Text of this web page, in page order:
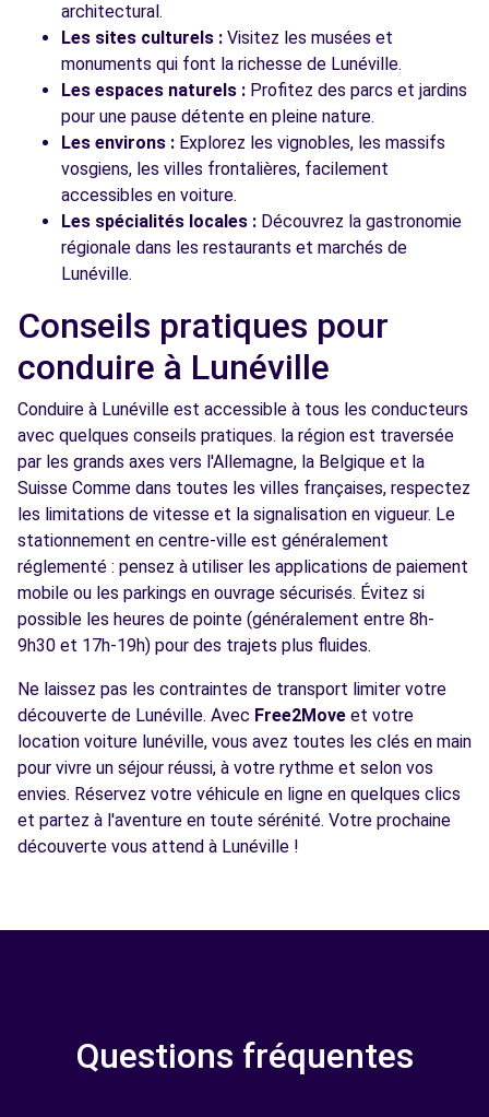
architectural.
Les sites culturels : Visitez les musées et
monuments qui font la richesse de Lunéville.
Les espaces naturels : Profitez des parcs et jardins
pour une pause détente en pleine nature.
Les environs : Explorez les vignobles, les massifs
vosgiens, les villes frontalières, facilement
accessibles en voiture.
Les spécialités locales : Découvrez la gastronomie
régionale dans les restaurants et marchés de
Lunéville.
Conseils pratiques pour
conduire à Lunéville
Conduire à Lunéville est accessible à tous les conducteurs
avec quelques conseils pratiques. la région est traversée
par les grands axes vers l'Allemagne, la Belgique et la
Suisse Comme dans toutes les villes françaises, respectez
les limitations de vitesse et la signalisation en vigueur. Le
stationnement en centre-ville est généralement
réglementé : pensez à utiliser les applications de paiement
mobile ou les parkings en ouvrage sécurisés. Évitez si
possible les heures de pointe (généralement entre 8h-
9h30 et 17h-19h) pour des trajets plus fluides.
Ne laissez pas les contraintes de transport limiter votre
découverte de Lunéville. Avec Free2Move et votre
location voiture lunéville, vous avez toutes les clés en main
pour vivre un séjour réussi, à votre rythme et selon vos
envies. Réservez votre véhicule en ligne en quelques clics
et partez à l'aventure en toute sérénité. Votre prochaine
découverte vous attend à Lunéville !
Questions fréquentes